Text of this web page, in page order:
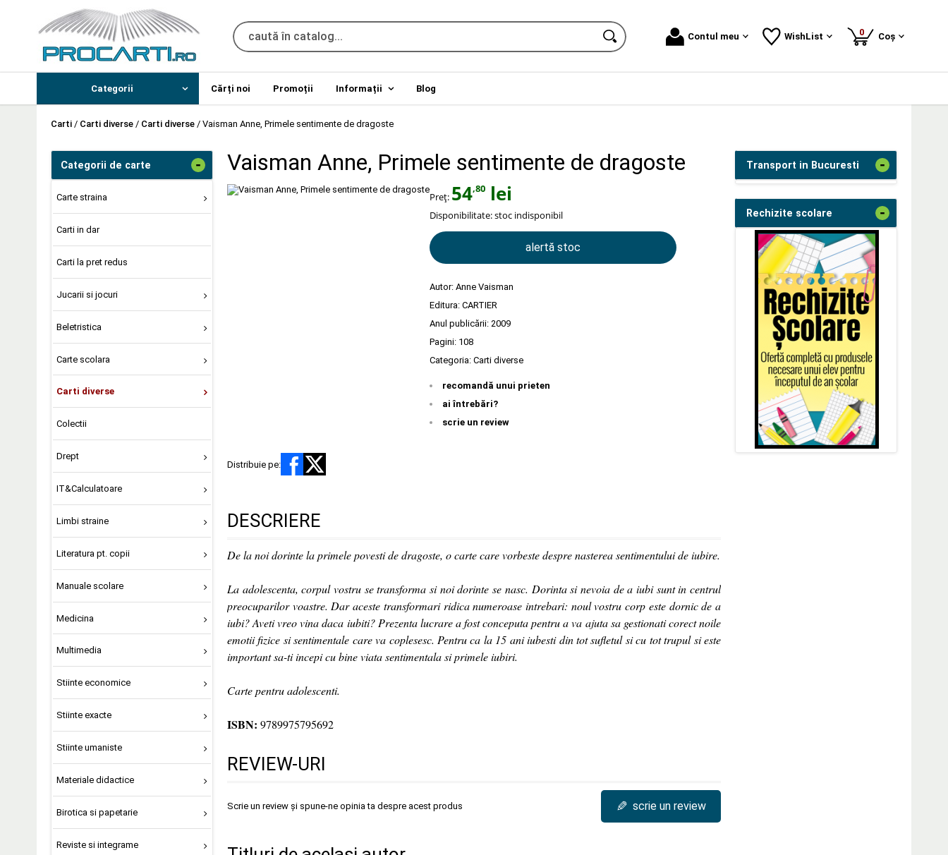
Contul meu WishList 0produse
Coș
Categorii Cărți noi Promoții Informații Blog
Carti / Carti diverse / Carti diverse / Vaisman Anne, Primele sentimente de dragoste
Categorii de carte -
Carte straina
Carti in dar
Carti la pret redus
Jucarii si jocuri
Beletristica
Carte scolara
Carti diverse
Colectii
Drept
IT&Calculatoare
Limbi straine
Literatura pt. copii
Manuale scolare
Medicina
Multimedia
Stiinte economice
Stiinte exacte
Stiinte umaniste
Materiale didactice
Birotica si papetarie
Reviste si integrame
Vaisman Anne, Primele sentimente de dragoste
Preț: 54,80 lei
Disponibilitate:stoc indisponibil
alertă stoc
Autor: Anne Vaisman
Editura: CARTIER
Anul publicării: 2009
Pagini: 108
Categoria: Carti diverse
recomandă unui prieten
ai întrebări?
scrie un review
Distribuie pe:
DESCRIERE
De la noi dorinte la primele povesti de dragoste, o carte care vorbeste despre nasterea sentimentului de iubire.
La adolescenta, corpul vostru se transforma si noi dorinte se nasc. Dorinta si nevoia de a iubi sunt in centrul
preocuparilor voastre. Dar aceste transformari ridica numeroase intrebari: noul vostru corp este dornic de a
iubi? Aveti vreo vina daca iubiti? Prezenta lucrare a fost conceputa pentru a va ajuta sa gestionati corect noile
emotii fizice si sentimentale care va coplesesc. Pentru ca la 15 ani iubesti din tot sufletul si cu tot trupul si este
important sa-ti incepi cu bine viata sentimentala si primele iubiri.
Carte pentru adolescenti.
ISBN: 9789975795692
REVIEW-URI
Scrie un review și spune-ne opinia ta despre acest produs ✎ scrie un review
Transport in Bucuresti -
Rechizite scolare -